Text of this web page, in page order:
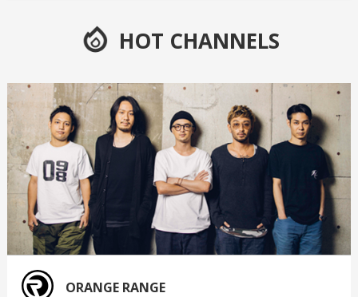
HOT CHANNELS
ORANGE RANGE